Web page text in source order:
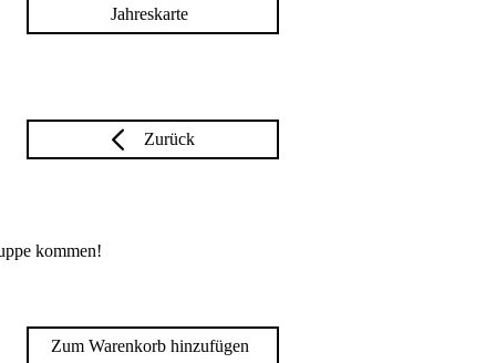
Jahreskarte
Zurück
kommen!
Zum Warenkorb hinzufügen